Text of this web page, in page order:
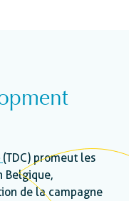
(TDC) promeut les
Belgique,
de la campagne